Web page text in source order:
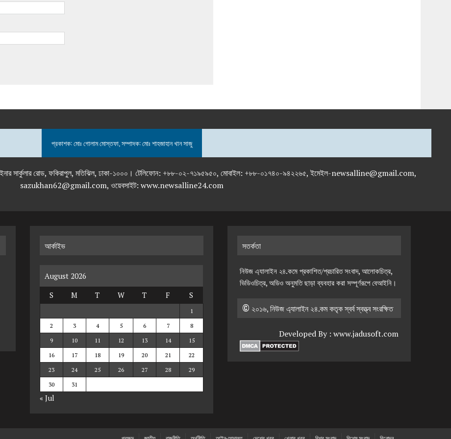
প্রকাশক: মোঃ গোলাম মোস্তফা, সম্পাদক: মোঃ শাহজাহান খান সাজু
২৯২ ইনার সার্কুলার রোড, ফকিরাপুল, মতিঝিল, ঢাকা-১০০০। টেলিফোন: +৮৮-০২-৭১৯৫৯৫০, মোবাইল: +৮৮-০১৭৪০-৯৪২২৬৫, ইমেইল-newsalline@gmail.com,
sazukhan62@gmail.com, ওয়েবসাইট: www.newsalline24.com
আর্কাইভ
August 2026
S
M T W T F S
1
2
3 4 5 6 7
8
9
10 11 12 13 14
15
16
17 18 19 20 21
22
23
24 25 26 27 28
29
30
31
« Jul
সতর্কতা
নিউজ এ্যালাইন ২৪.কমে প্রকাশিত/প্রচারিত সংবাদ, আলোকচিত্র,
ভিডিওচিত্র, অডিও অনুমতি ছাড়া ব্যবহার করা সম্পূর্ণরূপে বেআইনি।
© ২০১৬, নিউজ এ্যালাইন ২৪.কম কতৃক স্বর্ব স্বত্ত্ব সংরক্ষিত
Developed By : www.jadusoft.com